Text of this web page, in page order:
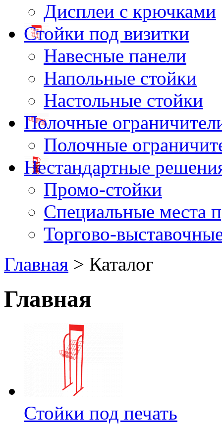
Дисплеи с крючками
Стойки под визитки
Навесные панели
Напольные стойки
Настольные стойки
Полочные
Полочные
Нестандартные
Промо-стойки
Специальные места
Торгово-
Главная > Каталог
Главная
Стойки под печать